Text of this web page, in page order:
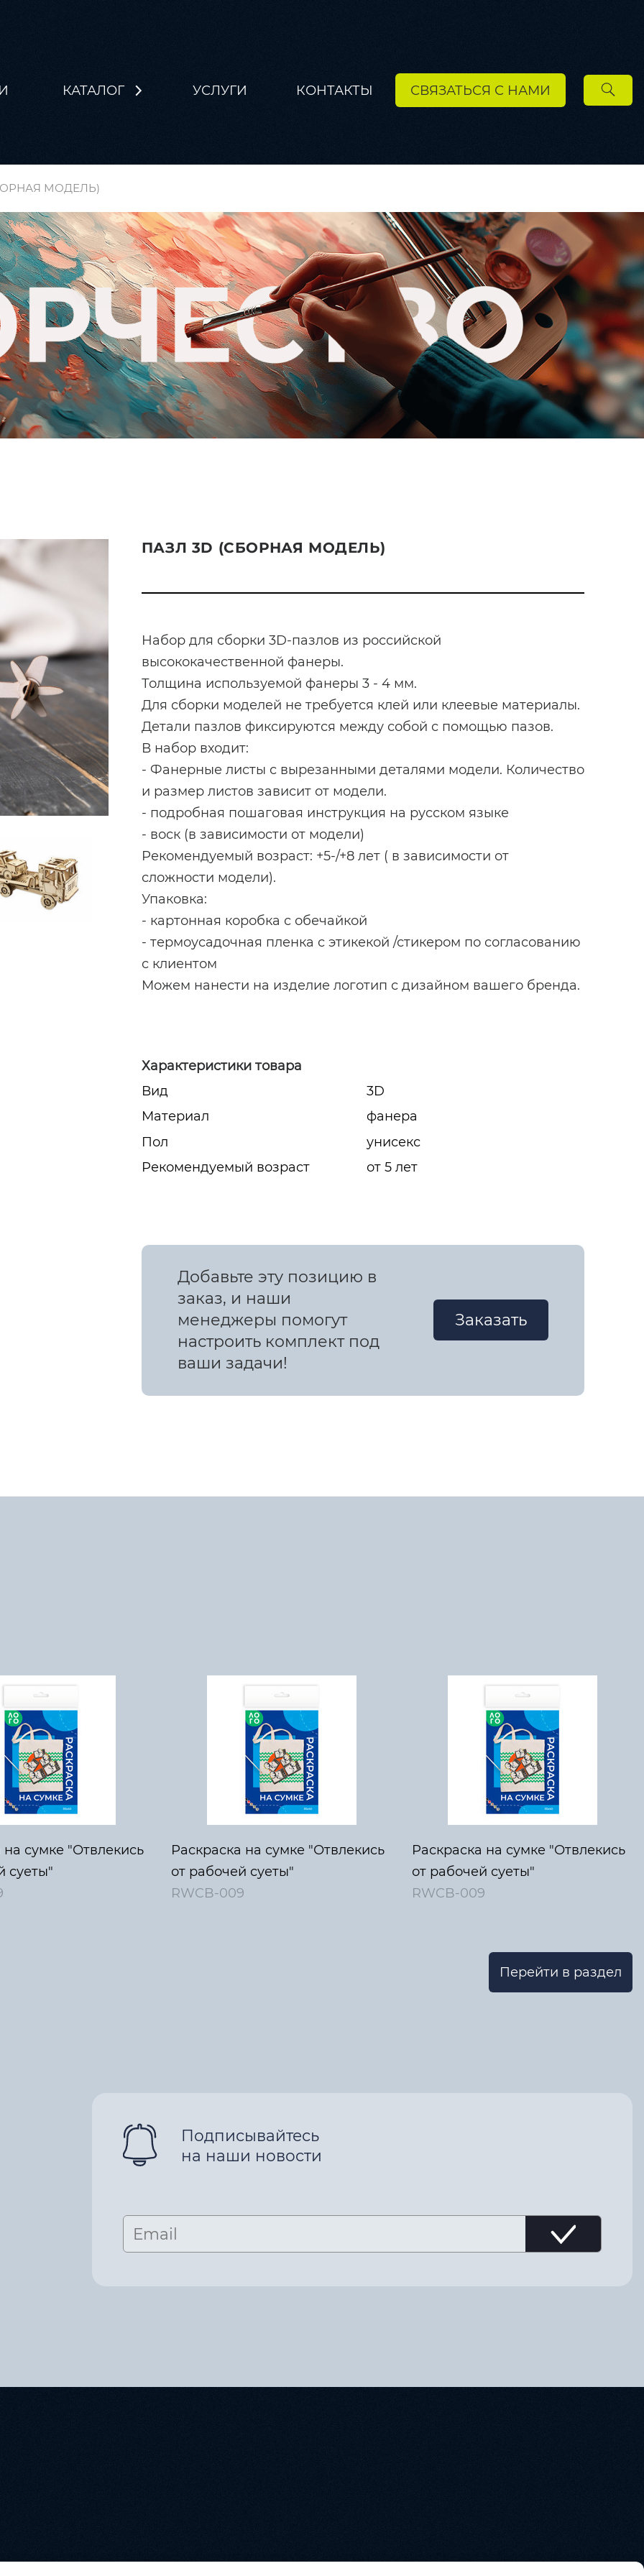
КАТАЛОГ УСЛУГИ КОНТАКТЫ СВЯЗАТЬСЯ С НАМИ
МОДЕЛЬ)
ПАЗЛ 3D (СБОРНАЯ МОДЕЛЬ)
Набор для сборки 3D-пазлов из российской
высококачественной фанеры.
Толщина используемой фанеры 3 - 4 мм.
Для сборки моделей не требуется клей или клеевые материалы.
Детали пазлов фиксируются между собой с помощью пазов.
В набор входит:
- Фанерные листы с вырезанными деталями модели. Количество
и размер листов зависит от модели.
- подробная пошаговая инструкция на русском языке
- воск (в зависимости от модели)
Рекомендуемый возраст: +5-/+8 лет ( в зависимости от
сложности модели).
Упаковка:
- картонная коробка с обечайкой
- термоусадочная пленка с этикекой /стикером по согласованию
с клиентом
Можем нанести на изделие логотип с дизайном вашего бренда.
Характеристики товара
Вид
3D
Материал
фанера
Пол
унисекс
Рекомендуемый возраст
от 5 лет
Добавьте эту позицию в
заказ, и наши
менеджеры помогут
настроить комплект под
ваши задачи!
Заказать
на сумке "Отвлекись
суеты"
Раскраска на сумке "Отвлекись
от рабочей суеты"
RWCB-009
Раскраска на сумке "Отвлекись
от рабочей суеты"
RWCB-009
Перейти в раздел
Подписывайтесь
на наши новости